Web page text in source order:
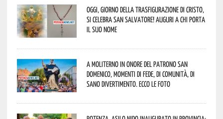
Oggi, giorno della Trasfigurazione di Cristo,
si celebra San Salvatore! Auguri a chi porta
il suo nome
A Moliterno in onore del Patrono San
Domenico, momenti di fede, di comunità, di
sano divertimento. Ecco le foto